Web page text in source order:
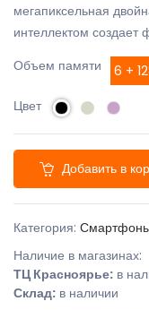
мегапиксельная
интеллектом создает
Объем памяти
6 +
Цвет
Добавить в
Категория:
Наличие в магазинах:
ТЦ Красноярье: в
Склад: в наличии